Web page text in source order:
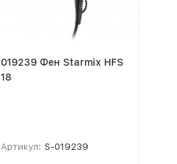
019239 Фен Starmix HFS
18
Артикул: S-019239